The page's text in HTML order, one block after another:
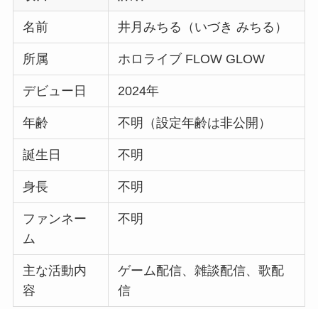
名前 井月みちる（いづき みちる）
所属 ホロライブ FLOW GLOW
デビュー日 2024年
年齢 不明（設定年齢は非公開）
誕生日 不明
身長 不明
ファンネー
ム
不明
主な活動内
容
ゲーム配信、雑談配信、歌配
信